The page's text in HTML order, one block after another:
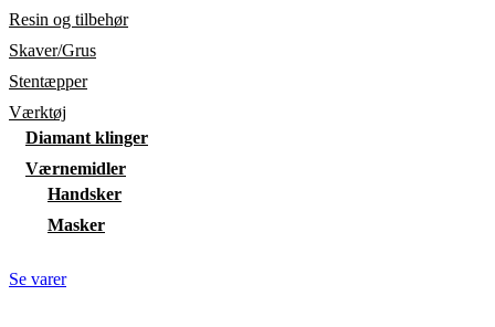
Resin og tilbehør
Skaver/Grus
Stentæpper
Værktøj
Diamant klinger
Værnemidler
Handsker
Masker
Se varer